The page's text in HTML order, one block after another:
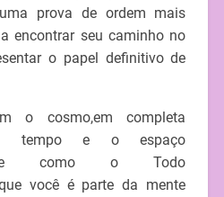
prova de ordem mais
encontrar seu caminho no
o papel definitivo de
o cosmo,em completa
tempo e o espaço
se como o Todo
você é parte da mente